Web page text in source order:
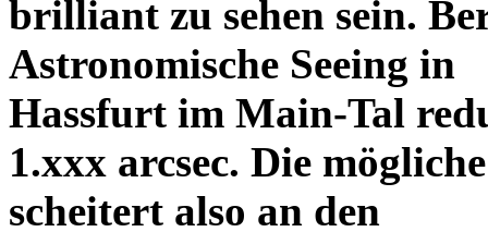
brilliant zu sehen sein.
Astronomische Seeing in
Hassfurt im Main-Tal
1.xxx arcsec. Die
scheitert also an den